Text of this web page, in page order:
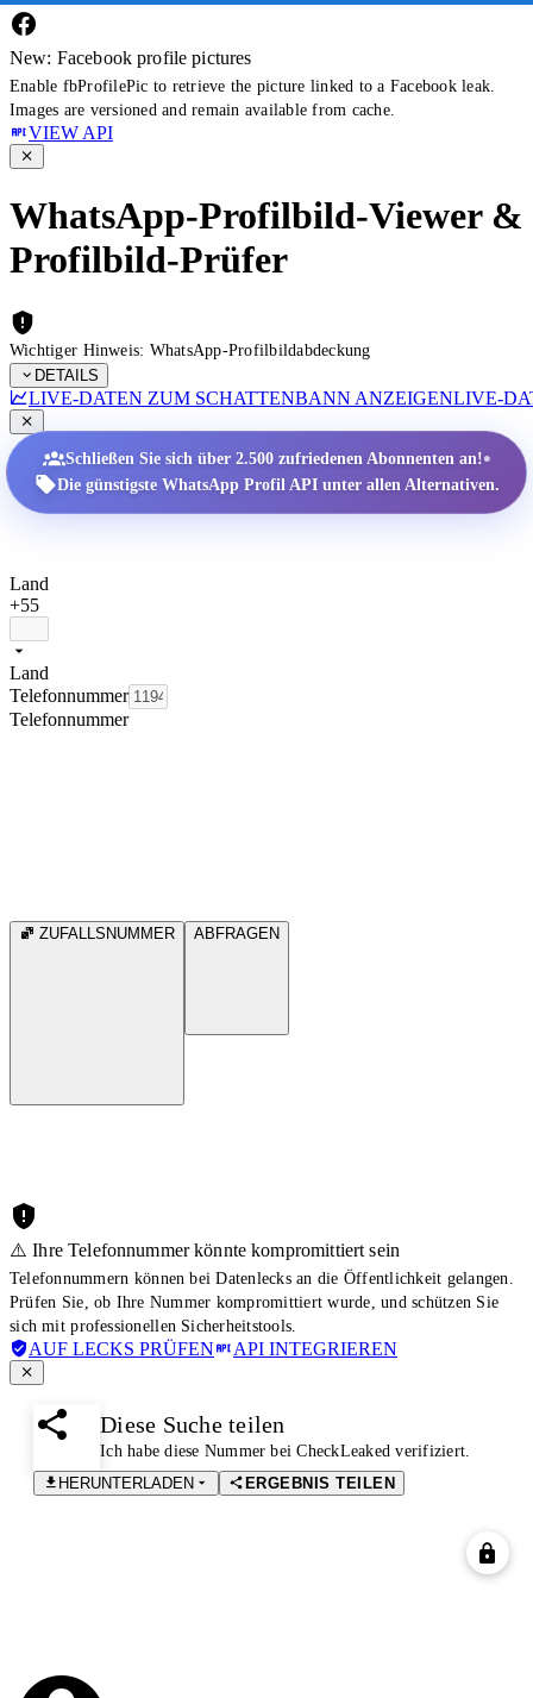
New: Facebook profile pictures
Enable fbProfilePic to retrieve the picture linked to a Facebook leak.
Images are versioned and remain available from cache.
VIEW API
WhatsApp-Profilbild-Viewer &
Profilbild-Prüfer
Wichtiger Hinweis: WhatsApp-Profilbildabdeckung
DETAILS
LIVE-DATEN ZUM SCHATTENBANN ANZEIGENLIVE-
Schließen Sie sich über 2.500 zufriedenen Abonnenten an!•
Die günstigste WhatsApp Profil API unter allen Alternativen.
Land
+55
Land
Telefonnummer
Telefonnummer
ZUFALLSNUMMER ABFRAGEN
⚠️ Ihre Telefonnummer könnte kompromittiert sein
Telefonnummern können bei Datenlecks an die Öffentlichkeit gelangen.
Prüfen Sie, ob Ihre Nummer kompromittiert wurde, und schützen Sie
sich mit professionellen Sicherheitstools.
AUF LECKS PRÜFEN API INTEGRIEREN
Diese Suche teilen
Ich habe diese Nummer bei CheckLeaked verifiziert.
HERUNTERLADEN
ERGEBNIS TEILEN